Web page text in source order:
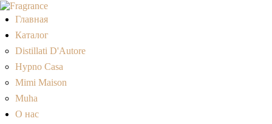
Главная
Каталог
Distillati D'Autore
Hypno Casa
Mimi Maison
Muha
О нас